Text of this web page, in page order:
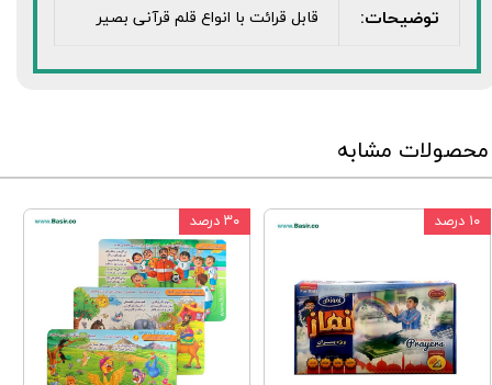
توضیحات: قابل قرائت با انواع قلم قرآنی بصیر
محصولات مشابه
۱۰ درصد ۳۰ درصد